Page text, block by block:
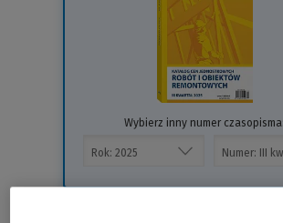
Wybierz inny numer czasopisma: